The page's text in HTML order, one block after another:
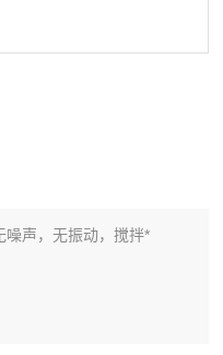
噪声，无振动，搅拌*